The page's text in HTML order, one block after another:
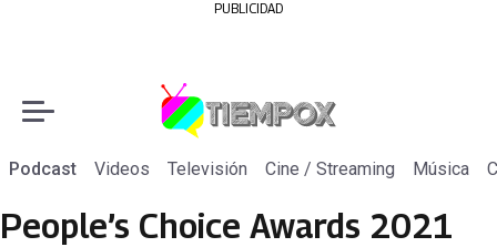
PUBLICIDAD
Podcast Videos Televisión Cine / Streaming Música
People’s Choice Awards 2021